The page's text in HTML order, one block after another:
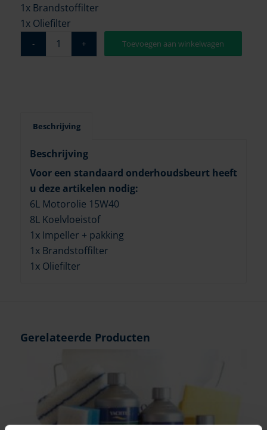
1x Brandstoffilter
1x Oliefilter
Toevoegen aan winkelwagen
Beschrijving
Beschrijving
Voor een standaard onderhoudsbeurt heeft
u deze artikelen nodig:
6L Motorolie 15W40
8L Koelvloeistof
1x Impeller + pakking
1x Brandstoffilter
1x Oliefilter
Gerelateerde Producten